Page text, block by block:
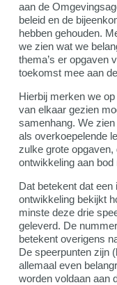
aan de
beleid en de
hebben gehouden.
we zien wat we
thema’s er opgaven
toekomst mee aan
Hierbij merken we
van elkaar gezien
samenhang. We
als overkoepelende
zulke grote opgaven,
ontwikkeling aan
Dat betekent dat een
ontwikkeling bekijkt
minste deze drie
geleverd. De
betekent overigens
De speerpunten zijn
allemaal even
worden voldaan aan